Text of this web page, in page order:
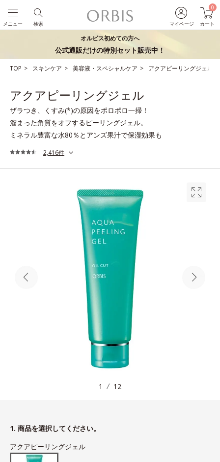
マイページ
0
カート
検索
メニュー
オルビス初めての方へ
公式通販だけの特別セット販売中！
TOP スキンケア 美容液・スペシャルケア アクアピーリングジェル
アクアピーリングジェル
ザラつき、くすみ(*)の原因をポロポロ一掃！
溜まった角質をオフするピーリングジェル。
ミネラル豊富な水80％とアンズ果汁で保湿効果も
2,416件
1 12
1. 商品を選択してください。
アクアピーリングジェル